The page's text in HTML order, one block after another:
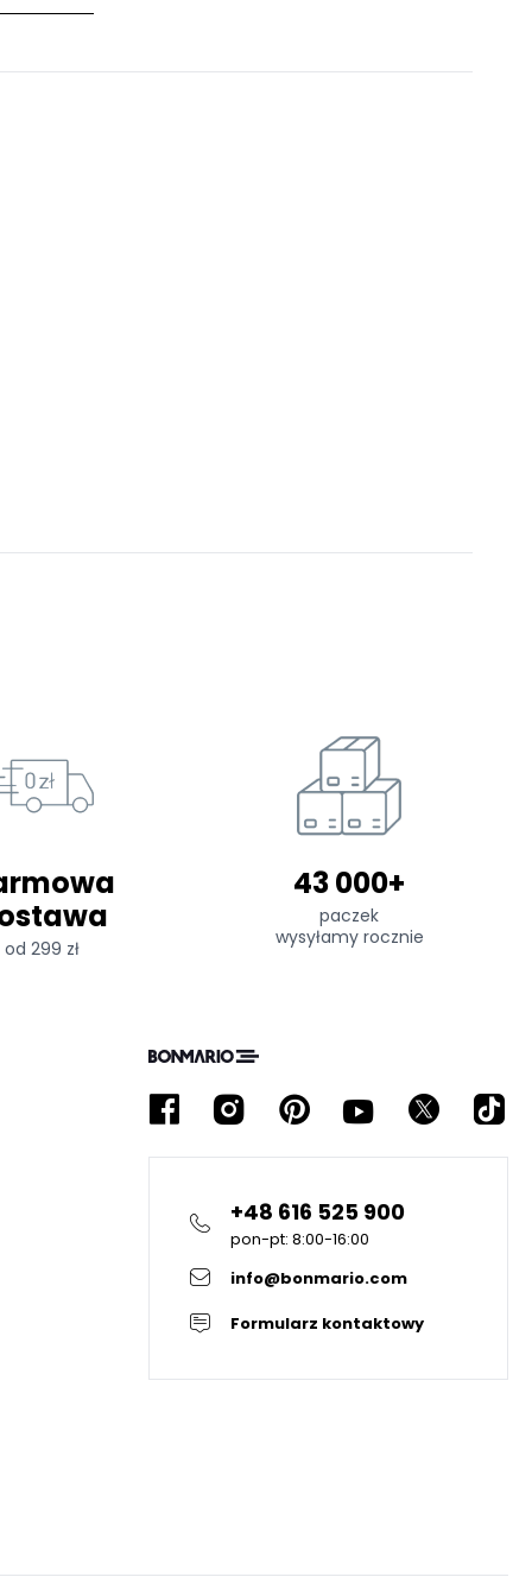
od 299 zł
43 000+
paczek
wysyłamy rocznie
+48 616 525 900
pon-pt: 8:00-16:00
info@bonmario.com
Formularz kontaktowy